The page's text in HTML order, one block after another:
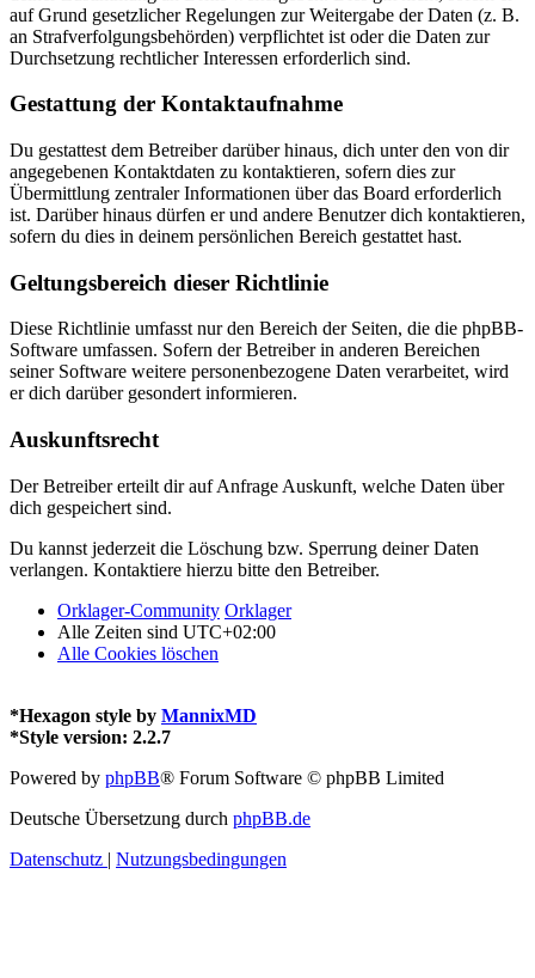
auf Grund gesetzlicher Regelungen zur Weitergabe der Daten (z. B.
an Strafverfolgungsbehörden) verpflichtet ist oder die Daten zur
Durchsetzung rechtlicher Interessen erforderlich sind.
Gestattung der Kontaktaufnahme
Du gestattest dem Betreiber darüber hinaus, dich unter den von dir
angegebenen Kontaktdaten zu kontaktieren, sofern dies zur
Übermittlung zentraler Informationen über das Board erforderlich
ist. Darüber hinaus dürfen er und andere Benutzer dich kontaktieren,
sofern du dies in deinem persönlichen Bereich gestattet hast.
Geltungsbereich dieser Richtlinie
Diese Richtlinie umfasst nur den Bereich der Seiten, die die phpBB-
Software umfassen. Sofern der Betreiber in anderen Bereichen
seiner Software weitere personenbezogene Daten verarbeitet, wird
er dich darüber gesondert informieren.
Auskunftsrecht
Der Betreiber erteilt dir auf Anfrage Auskunft, welche Daten über
dich gespeichert sind.
Du kannst jederzeit die Löschung bzw. Sperrung deiner Daten
verlangen. Kontaktiere hierzu bitte den Betreiber.
Orklager-Community Orklager
Alle Zeiten sind UTC+02:00
Alle Cookies löschen
*Hexagon style by MannixMD
*Style version: 2.2.7
Powered by phpBB® Forum Software © phpBB Limited
Deutsche Übersetzung durch phpBB.de
Datenschutz | Nutzungsbedingungen